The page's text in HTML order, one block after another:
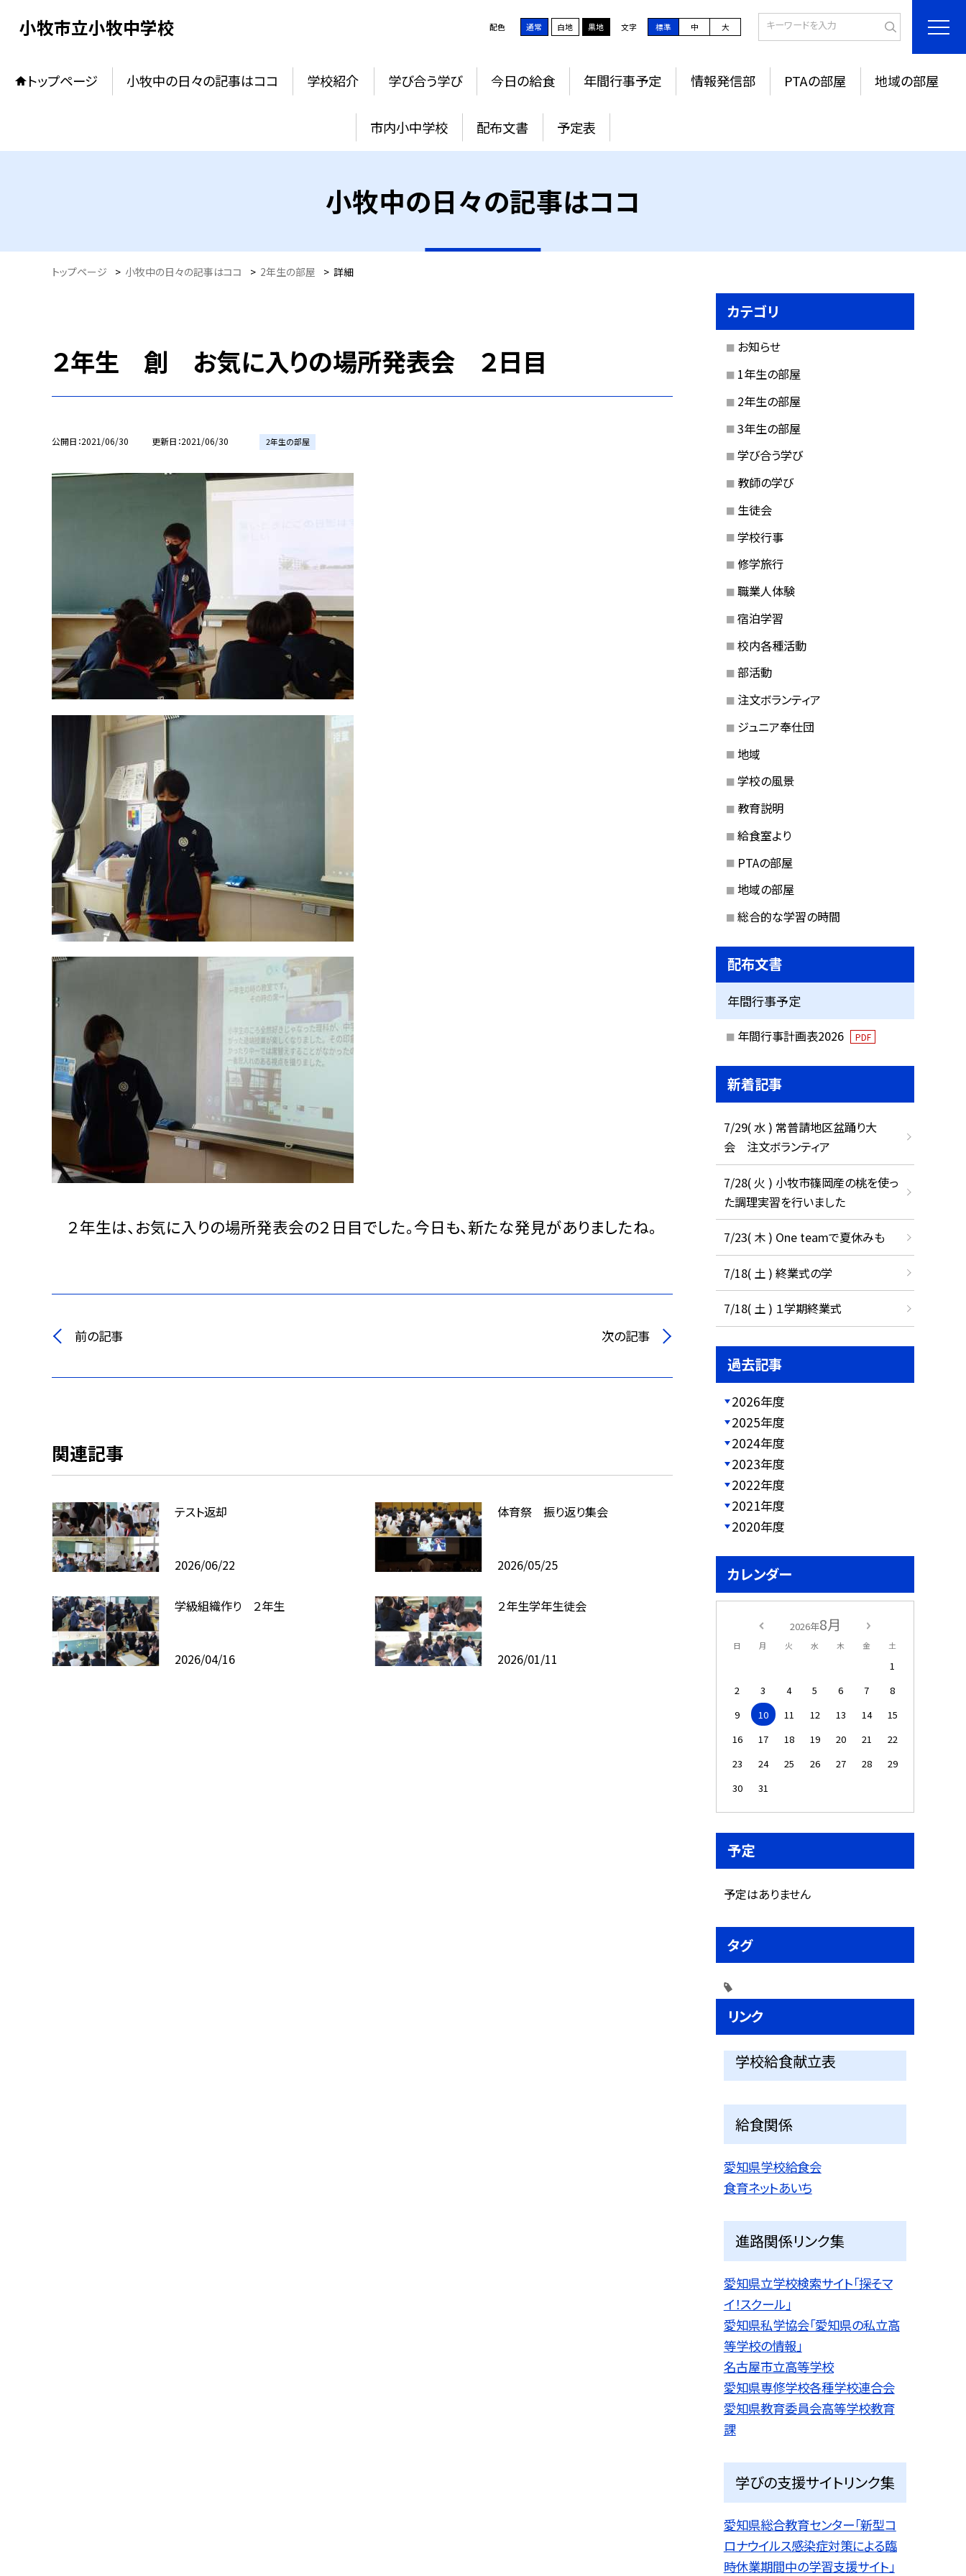
小牧市立小牧中学校 配色 通常 白地 黒地 文字 標準 中 大
トップページ 小牧中の日々の記事はココ 学校紹介 学び合う学び 今日の給食 年間行事予定 情報発信部 PTAの部屋 地域の部屋
市内小中学校 配布文書 予定表
小牧中の日々の記事はココ
トップページ > 小牧中の日々の記事はココ > 2年生の部屋 > 詳細
２年生 創 お気に入りの場所発表会 ２日目
公開日 2021/06/30 更新日 2021/06/30 2年生の部屋
２年生は、お気に入りの場所発表会の２日目でした。今日も、新たな発見がありましたね。
前の記事 次の記事
関連記事
テスト返却
2026/06/22
体育祭 振り返り集会
2026/05/25
学級組織作り ２年生
2026/04/16
２年生学年生徒会
2026/01/11
カテゴリ
お知らせ
1年生の部屋
2年生の部屋
3年生の部屋
学び合う学び
教師の学び
生徒会
学校行事
修学旅行
職業人体験
宿泊学習
校内各種活動
部活動
注文ボランティア
ジュニア奉仕団
地域
学校の風景
教育説明
給食室より
PTAの部屋
地域の部屋
総合的な学習の時間
配布文書
年間行事予定
年間行事計画表2026 PDF
新着記事
7/29( 水 ) 常普請地区盆踊り大
会 注文ボランティア
7/28( 火 ) 小牧市篠岡産の桃を使っ
た調理実習を行いました
7/23( 木 ) One teamで夏休みも
7/18( 土 ) 終業式の学
7/18( 土 ) １学期終業式
過去記事
2026年度
2025年度
2024年度
2023年度
2022年度
2021年度
2020年度
カレンダー
2026年8月
日 月 火 水 木 金 土
1
2
3 4 5 6 7
8
9
10 11 12 13 14
15
16
17 18 19 20 21
22
23
24 25 26 27 28
29
30
31
予定
予定はありません
タグ
リンク
学校給食献立表
給食関係
愛知県学校給食会
食育ネットあいち
進路関係リンク集
愛知県立学校検索サイト「探そマ
イ！スクール」
愛知県私学協会「愛知県の私立高
等学校の情報」
名古屋市立高等学校
愛知県専修学校各種学校連合会
愛知県教育委員会高等学校教育
課
学びの支援サイトリンク集
愛知県総合教育センター「新型コ
ロナウイルス感染症対策による臨
時休業期間中の学習支援サイト」